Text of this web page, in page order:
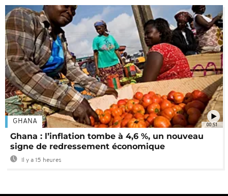
00:51
GHANA
Ghana : l’inflation tombe à 4,6 %, un nouveau
signe de redressement économique
Il y a 15 heures